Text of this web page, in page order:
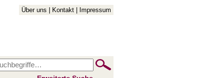
Über uns Kontakt Impressum